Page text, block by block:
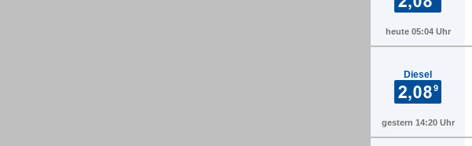
heute 05:04 Uhr
Diesel
gestern 14:20 Uhr